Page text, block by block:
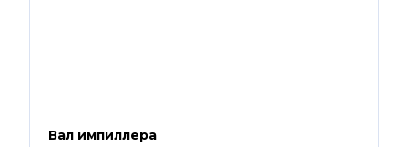
Вал импиллера